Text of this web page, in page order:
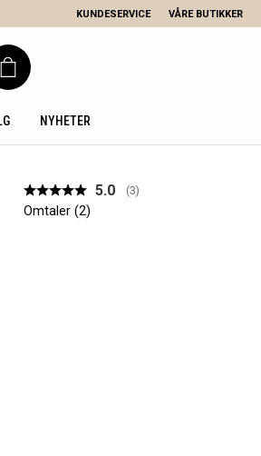
KUNDESERVICE VÅRE BUTIKKER
NYHETER
5.0 (stemmer:
3)
Omtaler (2)